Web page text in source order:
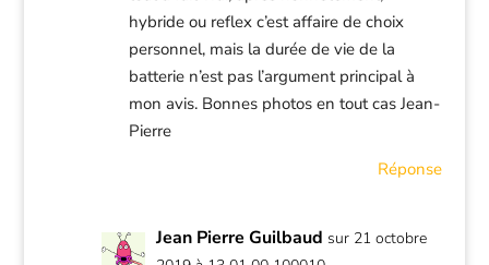
hybride ou reflex c’est affaire de choix
personnel, mais la durée de vie de la
batterie n’est pas l’argument principal à
mon avis. Bonnes photos en tout cas Jean-
Pierre
Réponse
Jean Pierre Guilbaud sur 21 octobre